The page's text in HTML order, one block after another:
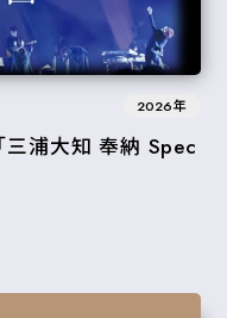
2026年
三浦大知 奉納 Spec